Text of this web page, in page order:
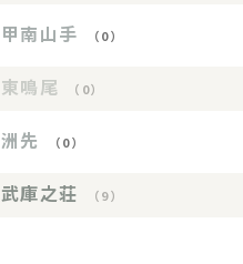
甲南山手 （0）
東鳴尾 （0）
洲先 （0）
武庫之荘 （9）